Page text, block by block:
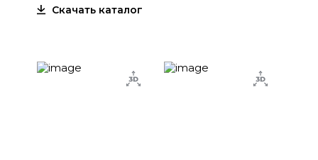
Скачать каталог